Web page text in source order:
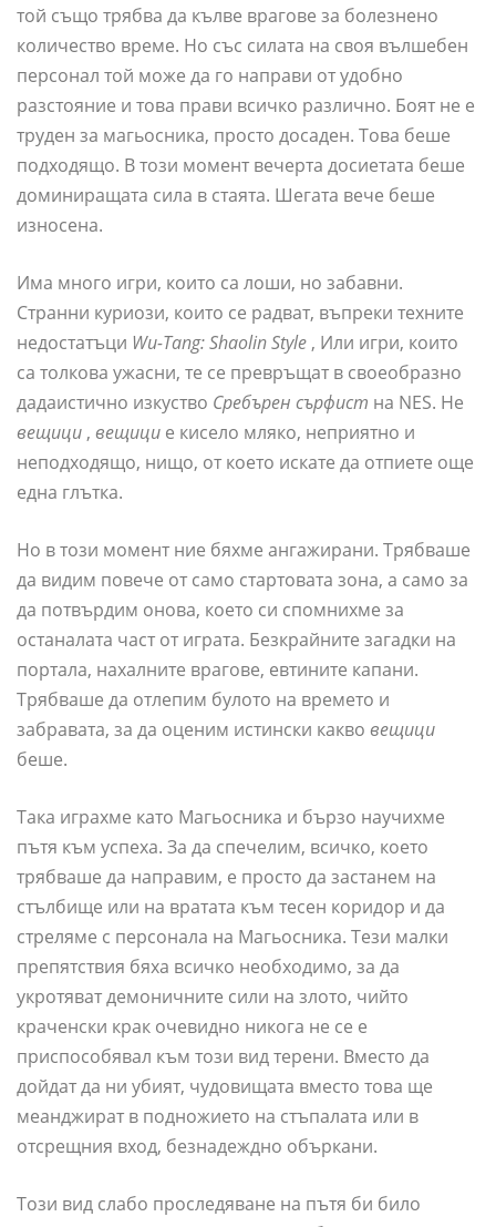
той също трябва да кълве врагове за болезнено
количество време. Но със силата на своя вълшебен
персонал той може да го направи от удобно
разстояние и това прави всичко различно. Боят не е
труден за магьосника, просто досаден. Това беше
подходящо. В този момент вечерта досиетата беше
доминиращата сила в стаята. Шегата вече беше
износена.
Има много игри, които са лоши, но забавни.
Странни куриози, които се радват, въпреки техните
недостатъци Wu-Tang: Shaolin Style , Или игри, които
са толкова ужасни, те се превръщат в своеобразно
дадаистично изкуство Сребърен сърфист на NES. Не
вещици , вещици е кисело мляко, неприятно и
неподходящо, нищо, от което искате да отпиете още
една глътка.
Но в този момент ние бяхме ангажирани. Трябваше
да видим повече от само стартовата зона, а само за
да потвърдим онова, което си спомнихме за
останалата част от играта. Безкрайните загадки на
портала, нахалните врагове, евтините капани.
Трябваше да отлепим булото на времето и
забравата, за да оценим истински какво вещици
беше.
Така играхме като Магьосника и бързо научихме
пътя към успеха. За да спечелим, всичко, което
трябваше да направим, е просто да застанем на
стълбище или на вратата към тесен коридор и да
стреляме с персонала на Магьосника. Тези малки
препятствия бяха всичко необходимо, за да
укротяват демоничните сили на злото, чийто
краченски крак очевидно никога не се е
приспособявал към този вид терени. Вместо да
дойдат да ни убият, чудовищата вместо това ще
меанджират в подножието на стъпалата или в
отсрещния вход, безнадеждно объркани.
Този вид слабо проследяване на пътя би било